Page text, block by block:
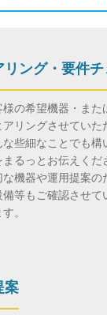
リング・要件
様の希望機器・ま
リングさせていた
な些細なことでも
るっとお伝えくだ
な機器や運用提案の
備等もご確認させ
。
案